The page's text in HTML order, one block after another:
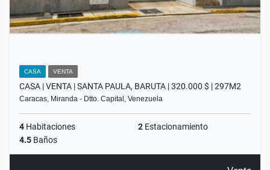
CASA VENTA
CASA | VENTA | SANTA PAULA, BARUTA | 320.000 $ | 297M2
Caracas, Miranda - Dtto. Capital, Venezuela
4 Habitaciones 2 Estacionamiento
4.5 Baños